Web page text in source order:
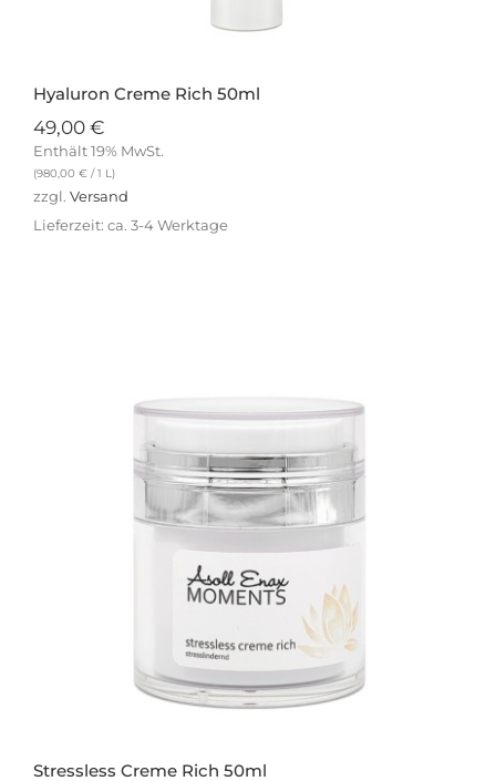
Hyaluron Creme Rich 50ml
49,00 €
Enthält 19% MwSt.
(980,00 € / 1 L)
zzgl. Versand
Lieferzeit: ca. 3-4 Werktage
Stressless Creme Rich 50ml